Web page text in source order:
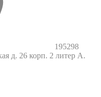
195298
д. 26 корп. 2 литер А.